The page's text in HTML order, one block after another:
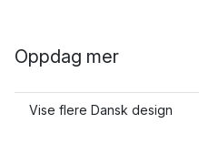
Oppdag mer
Vise flere Dansk design